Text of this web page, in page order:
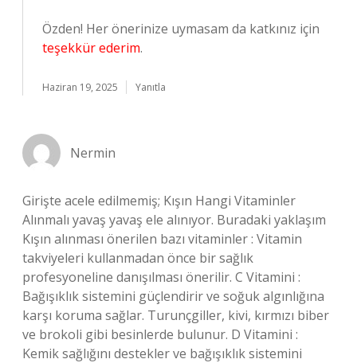
Özden! Her önerinize uymasam da katkınız için
teşekkür ederim.
Haziran 19, 2025 Yanıtla
Nermin
Girişte acele edilmemiş; Kışın Hangi Vitaminler
Alınmalı yavaş yavaş ele alınıyor. Buradaki yaklaşım
Kışın alınması önerilen bazı vitaminler : Vitamin
takviyeleri kullanmadan önce bir sağlık
profesyoneline danışılması önerilir. C Vitamini :
Bağışıklık sistemini güçlendirir ve soğuk algınlığına
karşı koruma sağlar. Turunçgiller, kivi, kırmızı biber
ve brokoli gibi besinlerde bulunur. D Vitamini :
Kemik sağlığını destekler ve bağışıklık sistemini